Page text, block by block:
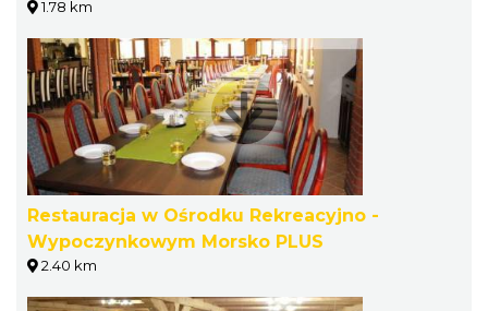
1.78 km
Restauracja w Ośrodku Rekreacyjno -
Wypoczynkowym Morsko PLUS
2.40 km